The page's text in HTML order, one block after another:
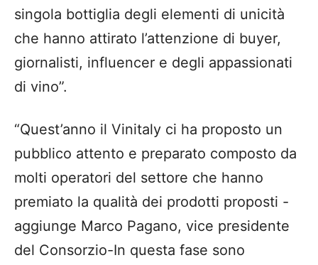
singola bottiglia degli elementi di unicità
che hanno attirato l’attenzione di buyer,
giornalisti, influencer e degli appassionati
di vino”.
“Quest’anno il Vinitaly ci ha proposto un
pubblico attento e preparato composto da
molti operatori del settore che hanno
premiato la qualità dei prodotti proposti -
aggiunge Marco Pagano, vice presidente
del Consorzio-In questa fase sono